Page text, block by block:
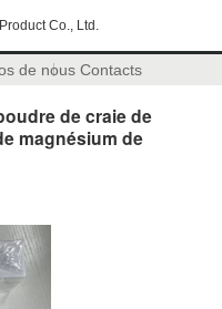
Co., Ltd.
de nous Contacts
de craie de
magnésium de